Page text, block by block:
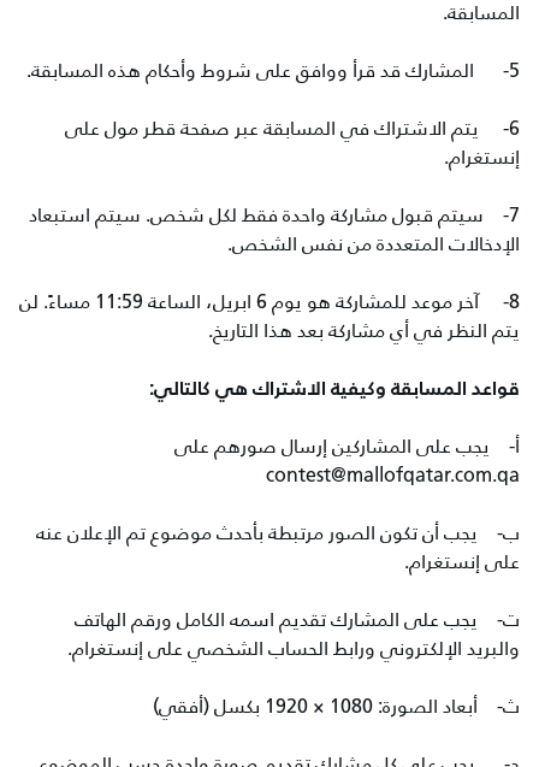
المسابقة.
5- المشارك قد قرأ ووافق على شروط وأحكام هذه المسابقة.
6- يتم الاشتراك في المسابقة عبر صفحة قطر مول على
إنستغرام.
7- سيتم قبول مشاركة واحدة فقط لكل شخص. سيتم استبعاد
الإدخالات المتعددة من نفس الشخص.
8- آخر موعد للمشاركة هو يوم 6 ابريل، الساعة 11:59 مساءً. لن
يتم النظر في أي مشاركة بعد هذا التاريخ.
قواعد المسابقة وكيفية الاشتراك هي كالتالي:
أ‌- يجب على المشاركين إرسال صورهم على
contest@mallofqatar.com.qa
ب‌- يجب أن تكون الصور مرتبطة بأحدث موضوع تم الإعلان عنه
على إنستغرام.
ت‌- يجب على المشارك تقديم اسمه الكامل ورقم الهاتف
والبريد الإلكتروني ورابط الحساب الشخصي على إنستغرام.
ث‌- أبعاد الصورة: 1080 × 1920 بكسل (أفقي)